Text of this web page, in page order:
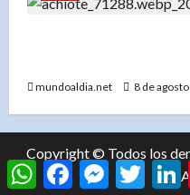
mundoaldia.net 8 de
Copyright © Todos los
por
WhatsAppFacebookMessenger
Twitter